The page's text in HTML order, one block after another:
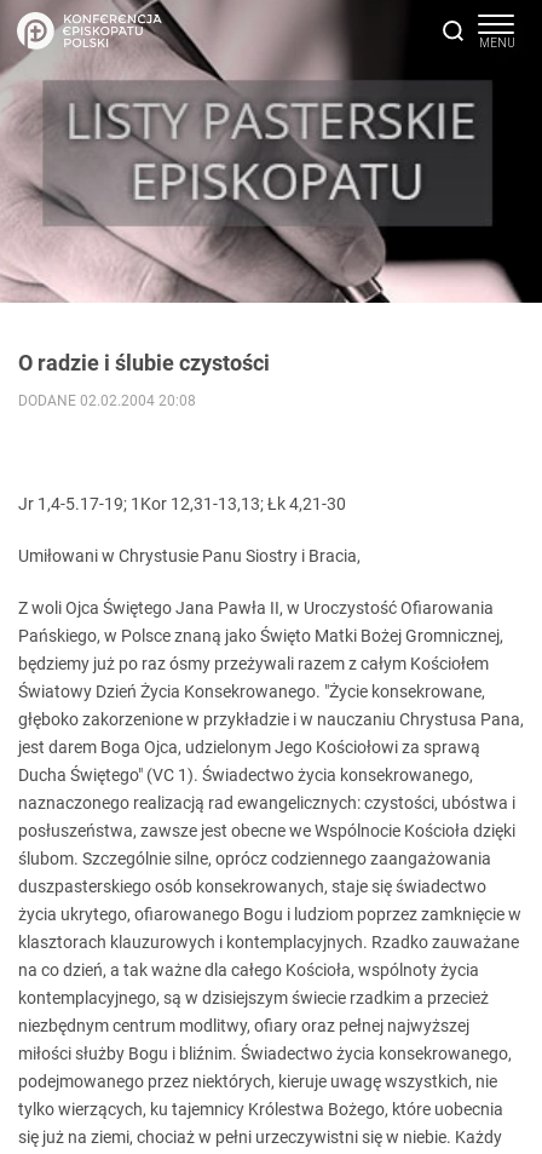
O radzie i ślubie czystości
DODANE 02.02.2004 20:08
Jr 1,4-5.17-19; 1Kor 12,31-13,13; Łk 4,21-30
Umiłowani w Chrystusie Panu Siostry i Bracia,
Z woli Ojca Świętego Jana Pawła II, w Uroczystość Ofiarowania
Pańskiego, w Polsce znaną jako Święto Matki Bożej Gromnicznej,
będziemy już po raz ósmy przeżywali razem z całym Kościołem
Światowy Dzień Życia Konsekrowanego. "Życie konsekrowane,
głęboko zakorzenione w przykładzie i w nauczaniu Chrystusa Pana,
jest darem Boga Ojca, udzielonym Jego Kościołowi za sprawą
Ducha Świętego" (VC 1). Świadectwo życia konsekrowanego,
naznaczonego realizacją rad ewangelicznych: czystości, ubóstwa i
posłuszeństwa, zawsze jest obecne we Wspólnocie Kościoła dzięki
ślubom. Szczególnie silne, oprócz codziennego zaangażowania
duszpasterskiego osób konsekrowanych, staje się świadectwo
życia ukrytego, ofiarowanego Bogu i ludziom poprzez zamknięcie w
klasztorach klauzurowych i kontemplacyjnych. Rzadko zauważane
na co dzień, a tak ważne dla całego Kościoła, wspólnoty życia
kontemplacyjnego, są w dzisiejszym świecie rzadkim a przecież
niezbędnym centrum modlitwy, ofiary oraz pełnej najwyższej
miłości służby Bogu i bliźnim. Świadectwo życia konsekrowanego,
podejmowanego przez niektórych, kieruje uwagę wszystkich, nie
tylko wierzących, ku tajemnicy Królestwa Bożego, które uobecnia
się już na ziemi, chociaż w pełni urzeczywistni się w niebie. Każdy